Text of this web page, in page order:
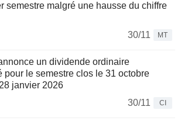
semestre malgré une hausse du chiffre
30/11
MT
un dividende ordinaire
pour le semestre clos le 31 octobre
janvier 2026
30/11
CI